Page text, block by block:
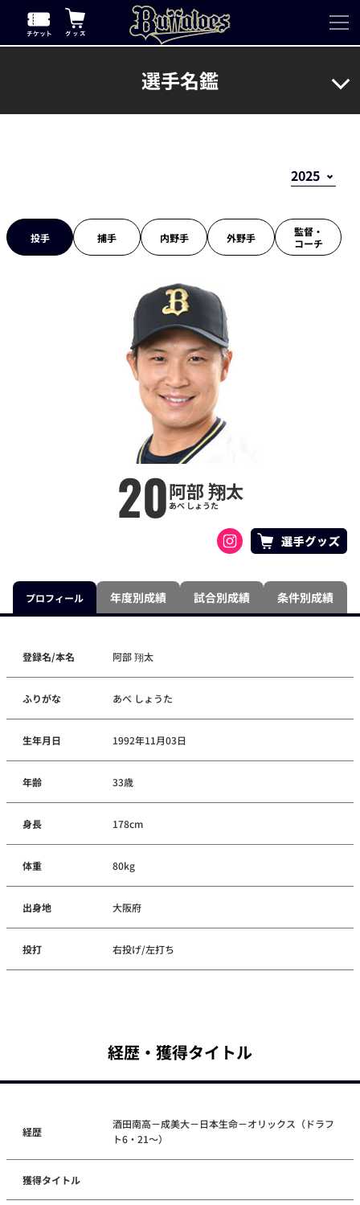
選手名鑑
投手 捕手 内野手 外野手
監督・
コーチ
20阿部 翔太
あべ しょうた
プロフィール 年度別成績 試合別成績 条件別成績
登録名/本名 阿部 翔太
ふりがな あべ しょうた
生年月日 1992年11月03日
年齢 33歳
身長 178cm
体重 80kg
出身地 大阪府
投打 右投げ/左打ち
経歴・獲得タイトル
経歴
酒田南高－成美大－日本生命－オリックス（ドラフ
ト6・21～）
獲得タイトル